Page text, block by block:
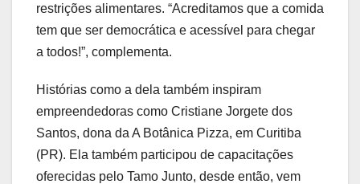
restrições alimentares. “Acreditamos que a comida
tem que ser democrática e acessível para chegar
a todos!”, complementa.
Histórias como a dela também inspiram
empreendedoras como Cristiane Jorgete dos
Santos, dona da A Botânica Pizza, em Curitiba
(PR). Ela também participou de capacitações
oferecidas pelo Tamo Junto, desde então, vem